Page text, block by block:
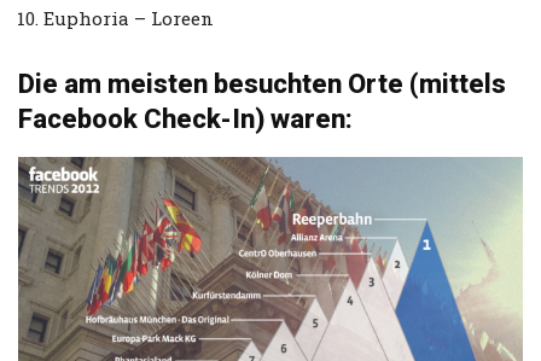
Euphoria – Loreen
Die am meisten besuchten Orte (mittels
Facebook Check-In) waren: